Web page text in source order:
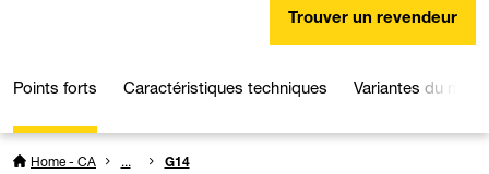
Trouver un revendeur
Points forts Caractéristiques techniques Variantes du
Home - CA ... G14